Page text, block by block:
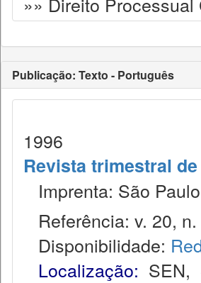
Publicação: Texto - Português
1996
Revista trimestral
Imprenta: São
Referência: v. 20,
Disponibilidade:
Localização: SEN,